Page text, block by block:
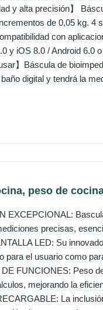
y alta precisión】
de 0,05 kg. 4
con
y iOS 8.0 / Android 6.0
usar】Báscula de
digital y tendrá la
peso de
EXCEPCIONAL:
precisas,
LED: Su
para el usuario como
FUNCIONES: Peso
mejorando la
La